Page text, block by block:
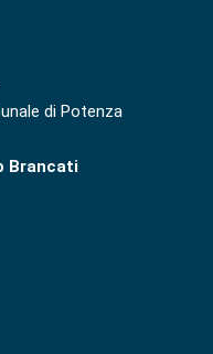
di Potenza
Brancati